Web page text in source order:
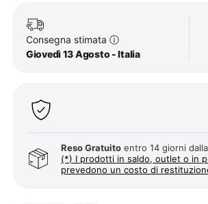
Consegna stimata ⓘ
Giovedì 13 Agosto - Italia
Reso Gratuito entro 14 giorni
(*) I prodotti in saldo, outlet o in
prevedono un costo di